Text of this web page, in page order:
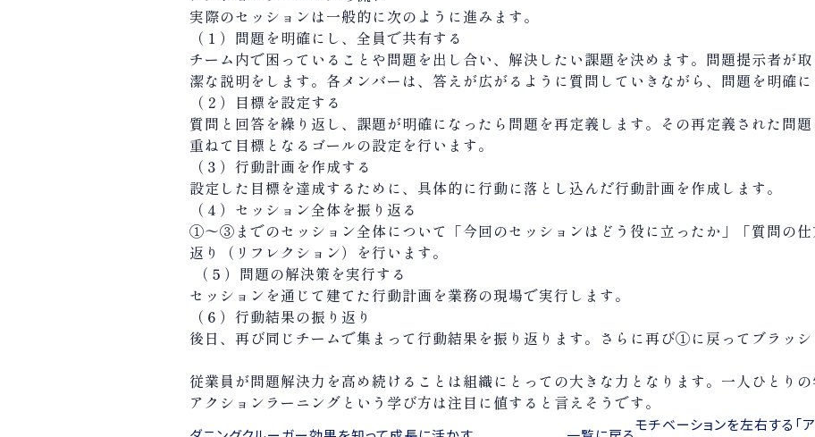
実際のセッションは一般的に次のように進みます。
（１）問題を明確にし、全員で共有する
チーム内で困っていることや問題を出し合い、解決したい課題を決めます。問題提示者が
潔な説明をします。各メンバーは、答えが広がるように質問していきながら、問題を明確に
（２）目標を設定する
質問と回答を繰り返し、課題が明確になったら問題を再定義します。その再定義された問
重ねて目標となるゴールの設定を行います。
（３）行動計画を作成する
設定した目標を達成するために、具体的に行動に落とし込んだ行動計画を作成します。
（４）セッション全体を振り返る
①〜③までのセッション全体について「今回のセッションはどう役に立ったか」「質問の仕
返り（リフレクション）を行います。
（５） 問題の解決策を実行する
セッションを通じて建てた行動計画を業務の現場で実行します。
（６）行動結果の振り返り
後日、再び同じチームで集まって行動結果を振り返ります。さらに再び①に戻ってブラッシ
従業員が問題解決力を高め続けることは組織にとっての大きな力となります。一人ひとり
アクションラーニングという学び方は注目に値すると言えそうです。
モチベーションを左右する「